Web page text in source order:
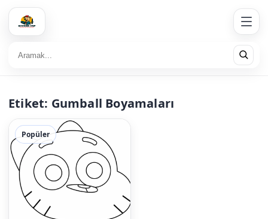
Etiket: Gumball Boyamaları
Popüler